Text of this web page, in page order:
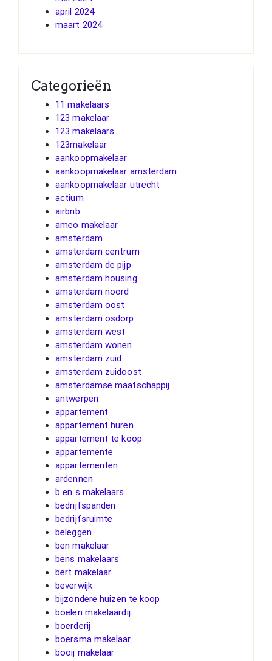
april 2024
maart 2024
Categorieën
11 makelaars
123 makelaar
123 makelaars
123makelaar
aankoopmakelaar
aankoopmakelaar amsterdam
aankoopmakelaar utrecht
actium
airbnb
ameo makelaar
amsterdam
amsterdam centrum
amsterdam de pijp
amsterdam housing
amsterdam noord
amsterdam oost
amsterdam osdorp
amsterdam west
amsterdam wonen
amsterdam zuid
amsterdam zuidoost
amsterdamse maatschappij
antwerpen
appartement
appartement huren
appartement te koop
appartemente
appartementen
ardennen
b en s makelaars
bedrijfspanden
bedrijfsruimte
beleggen
ben makelaar
bens makelaars
bert makelaar
beverwijk
bijzondere huizen te koop
boelen makelaardij
boerderij
boersma makelaar
booij makelaar